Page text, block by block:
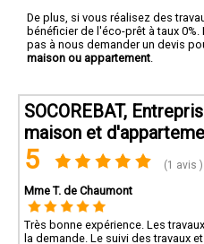
De plus, si vous réalisez des
bénéficier de l'éco-prêt à taux
pas à nous demander un devis
maison ou appartement
SOCOREBAT,
maison et
5 (1 avis )
Mme T. de Chaumont
Très bonne expérience. Les
la demande. Le suivi des travaux